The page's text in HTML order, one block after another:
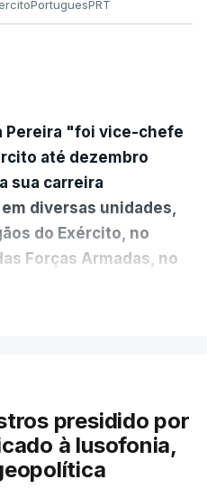
Pereira "foi vice-chefe
até dezembro
sua carreira
diversas unidades,
do Exército, no
Forças Armadas, no
é destacada a
como
Mecanizado, da
da Força da
presidido por
à lusofonia,